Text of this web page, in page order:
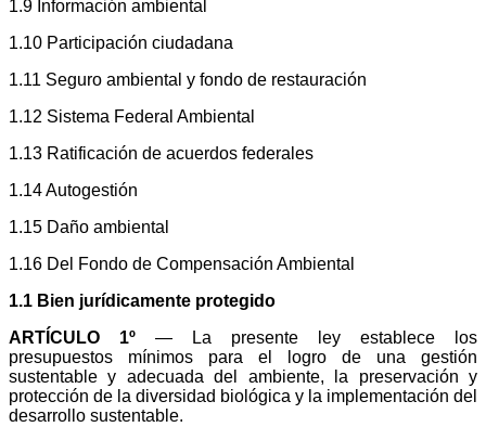
1.9 Información ambiental
1.10 Participación ciudadana
1.11 Seguro ambiental y fondo de restauración
1.12 Sistema Federal Ambiental
1.13 Ratificación de acuerdos federales
1.14 Autogestión
1.15 Daño ambiental
1.16 Del Fondo de Compensación Ambiental
1.1 Bien jurídicamente protegido
ARTÍCULO 1º — La presente ley establece los
presupuestos mínimos para el logro de una gestión
sustentable y adecuada del ambiente, la preservación y
protección de la diversidad biológica y la implementación del
desarrollo sustentable.